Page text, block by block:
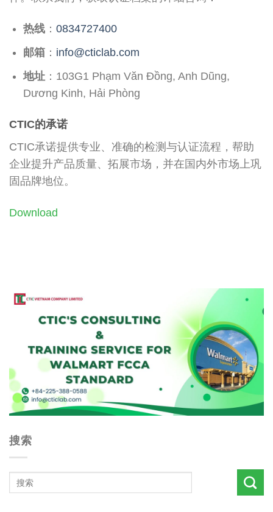
热线 ：0834727400
邮箱 ： info@cticlab.com
地址 ：103G1 Phạm Văn Đồng, Anh Dũng,
Dương Kinh, Hải Phòng
CTIC的承诺
CTIC承诺提供专业、准确的检测与认证流程，帮助
企业提升产品质量、拓展市场，并在国内外市场上巩
固品牌地位。
Download
搜索